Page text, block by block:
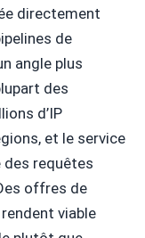
directement
de
angle plus
des
d’IP
et le service
des requêtes
offres de
viable